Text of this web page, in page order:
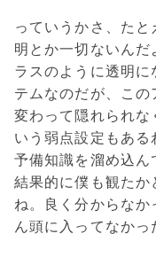
っていうかさ、た
明とか一切ないん
ラスのように透明に
テムなのだが、こ
変わって隠れられな
いう弱点設定もある
予備知識を溜め込ん
結果的に僕も観たか
ね。良く分からな
ん頭に入ってなかっ